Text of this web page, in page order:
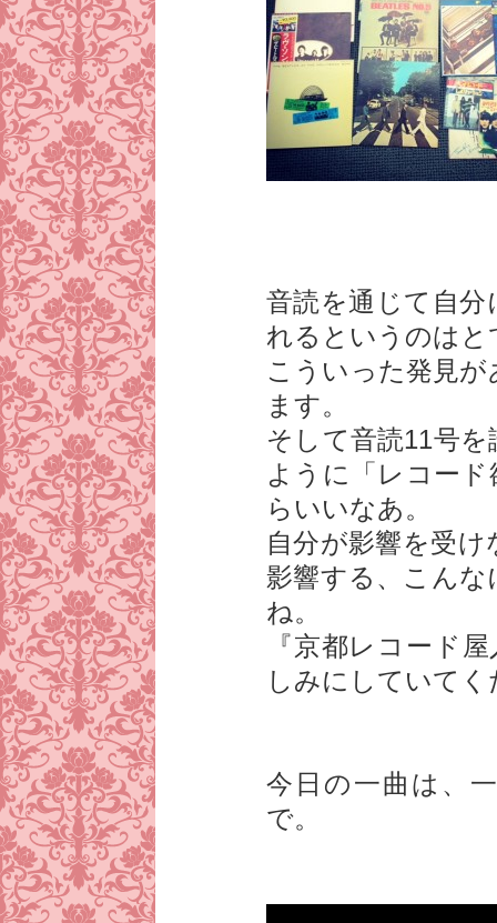
音読を通じて自
れるというのは
こういった発見
ます。
そして音読11号
ように「レコー
らいいなあ。
自分が影響を受
影響する、こん
ね。
『京都レコード
しみにしていて
今日の一曲は、
で。